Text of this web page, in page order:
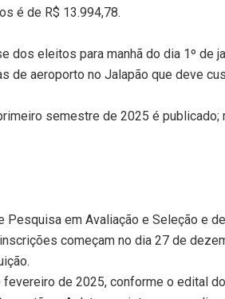
é de R$ 13.994,78.
dos eleitos para manhã do dia 1º de
de aeroporto no Jalapão que deve
semestre de 2025 é publicado;
Pesquisa em Avaliação e Seleção e
começam no dia 27 de
de 2025, conforme o edital